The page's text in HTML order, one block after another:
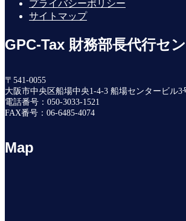
プライバシーポリシー
サイトマップ
GPC-Tax 財務部長代行セ
〒541-0055
大阪市中央区船場中央1-4-3 船場センタービル3
電話番号：050-3033-1521
FAX番号：06-6485-4074
Map